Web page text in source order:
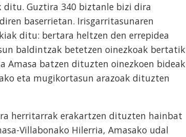
ditu. Guztira 340 biztanle bizi dira
baserrietan. Irisgarritasunaren
ditu: bertara heltzen den errepidea
baldintzak betetzen oinezkoak bertatik
Amasa batzen dituzten oinezkoen bideak
eta mugikortasun arazoak dituzten
herritarrak erakartzen dituzten hainbat
Villabonako Hilerria, Amasako udal